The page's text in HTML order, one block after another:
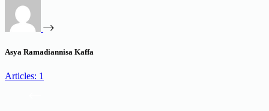
Asya Ramadiannisa Kaffa
Articles: 1